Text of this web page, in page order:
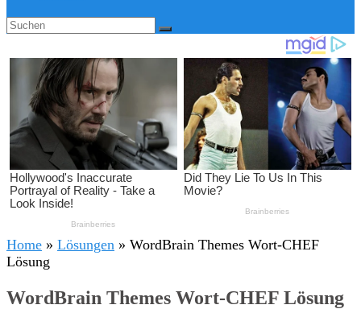
Home » Lösungen » WordBrain Themes Wort-CHEF
Lösung
WordBrain Themes Wort-CHEF Lösung